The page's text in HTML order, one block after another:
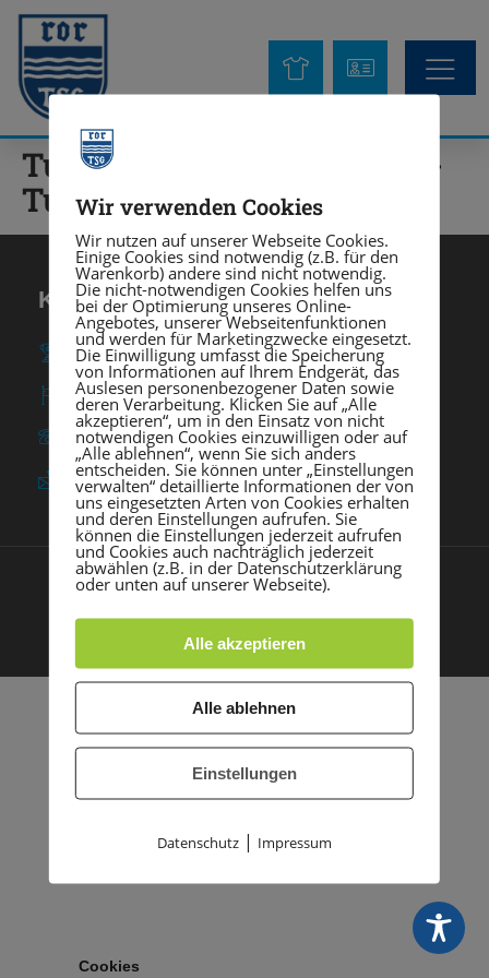
Turn-Flöhe 2 (Eltern-Kind-
Turnen)
KONTAKT
TSG Heidelberg-Rohrbach e. V.
Am Rohrbach 57 ∙ 69126 Heidelberg
0 62 21 / 37 03 - 0
info@tsgrohrbach.de
© 2021 TSG Rohrbach |Impressum|Datenschutz
Cookies
Wir verwenden Cookies
Wir nutzen auf unserer Webseite Cookies.
Einige Cookies sind notwendig (z.B. für den
Warenkorb) andere sind nicht notwendig.
Die nicht-notwendigen Cookies helfen uns
bei der Optimierung unseres Online-
Angebotes, unserer Webseitenfunktionen
und werden für Marketingzwecke eingesetzt.
Die Einwilligung umfasst die Speicherung
von Informationen auf Ihrem Endgerät, das
Auslesen personenbezogener Daten sowie
deren Verarbeitung. Klicken Sie auf „Alle
akzeptieren“, um in den Einsatz von nicht
notwendigen Cookies einzuwilligen oder auf
„Alle ablehnen“, wenn Sie sich anders
entscheiden. Sie können unter „Einstellungen
verwalten“ detaillierte Informationen der von
uns eingesetzten Arten von Cookies erhalten
und deren Einstellungen aufrufen. Sie
können die Einstellungen jederzeit aufrufen
und Cookies auch nachträglich jederzeit
abwählen (z.B. in der Datenschutzerklärung
oder unten auf unserer Webseite).
Alle akzeptieren
Alle ablehnen
Einstellungen
Datenschutz| Impressum